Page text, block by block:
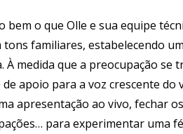
o que Olle e sua equipe
tons familiares, estabelecendo
medida que a preocupação se
apoio para a voz crescente do
apresentação ao vivo, fechar
para experimentar uma